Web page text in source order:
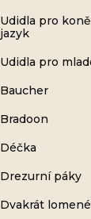
Udidla pro
jazyk
Udidla pro
Baucher
Bradoon
Déčka
Drezurní páky
Dvakrát lomené